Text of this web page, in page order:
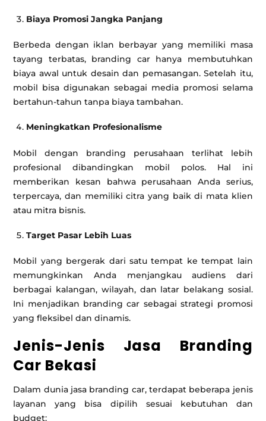
Biaya Promosi Jangka Panjang
Berbeda dengan iklan berbayar yang memiliki masa
tayang terbatas, branding car hanya membutuhkan
biaya awal untuk desain dan pemasangan. Setelah itu,
mobil bisa digunakan sebagai media promosi selama
bertahun-tahun tanpa biaya tambahan.
Meningkatkan Profesionalisme
Mobil dengan branding perusahaan terlihat lebih
profesional dibandingkan mobil polos. Hal ini
memberikan kesan bahwa perusahaan Anda serius,
terpercaya, dan memiliki citra yang baik di mata klien
atau mitra bisnis.
Target Pasar Lebih Luas
Mobil yang bergerak dari satu tempat ke tempat lain
memungkinkan Anda menjangkau audiens dari
berbagai kalangan, wilayah, dan latar belakang sosial.
Ini menjadikan branding car sebagai strategi promosi
yang fleksibel dan dinamis.
Jenis-Jenis Jasa Branding
Car Bekasi
Dalam dunia jasa branding car, terdapat beberapa jenis
layanan yang bisa dipilih sesuai kebutuhan dan
budget: